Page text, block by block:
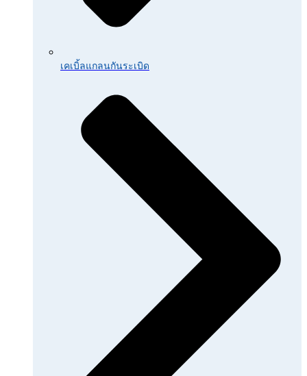
เคเบิ้ลแกลนกันระเบิด